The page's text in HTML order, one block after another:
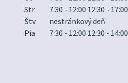
Str
7:30 - 12:00 12:30 - 17:00
Štv
nestránkový deň
Pia
7:30 - 12:00 12:30 - 14:00